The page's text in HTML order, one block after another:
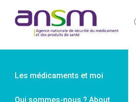
Les médicaments et moi
Qui sommes-nous ? About